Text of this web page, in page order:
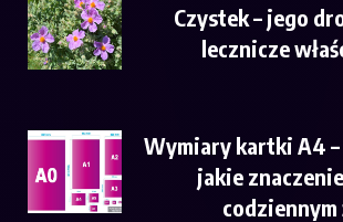
Czystek – jego
lecznicze
Wymiary kartki A4
jakie
codziennym